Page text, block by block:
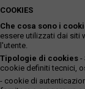
COOKIES
Che cosa sono i
essere utilizzati dai siti
l'utente.
Tipologie di cookies -
cookie definiti tecnici,
- cookie di